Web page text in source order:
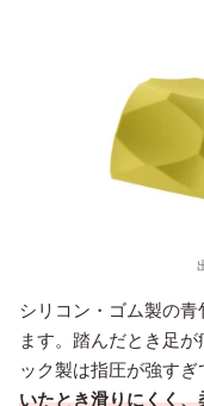
シリコン・ゴム製の
ます。踏んだとき足
ック製は指圧が強すぎ
いたとき滑りにくく